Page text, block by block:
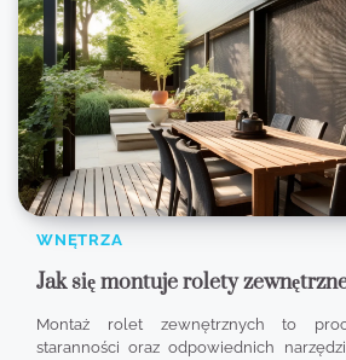
WNĘTRZA
Jak się montuje rolety
Montaż rolet zewnętrznych to
staranności oraz odpowiednich